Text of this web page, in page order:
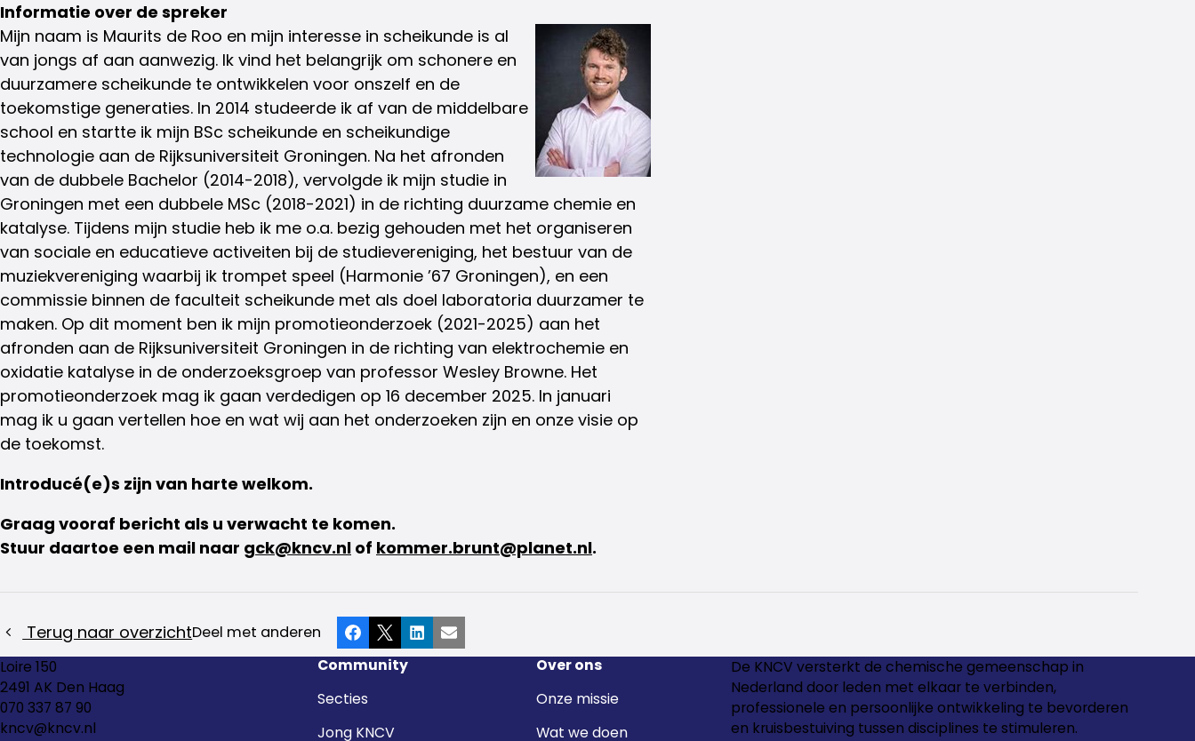
Informatie over de spreker
Mijn naam is Maurits de Roo en mijn interesse in scheikunde is al
van jongs af aan aanwezig. Ik vind het belangrijk om schonere en
duurzamere scheikunde te ontwikkelen voor onszelf en de
toekomstige generaties. In 2014 studeerde ik af van de middelbare
school en startte ik mijn BSc scheikunde en scheikundige
technologie aan de Rijksuniversiteit Groningen. Na het afronden
van de dubbele Bachelor (2014-2018), vervolgde ik mijn studie in
Groningen met een dubbele MSc (2018-2021) in de richting duurzame chemie en
katalyse. Tijdens mijn studie heb ik me o.a. bezig gehouden met het organiseren
van sociale en educatieve activeiten bij de studievereniging, het bestuur van de
muziekvereniging waarbij ik trompet speel (Harmonie ’67 Groningen), en een
commissie binnen de faculteit scheikunde met als doel laboratoria duurzamer te
maken. Op dit moment ben ik mijn promotieonderzoek (2021-2025) aan het
afronden aan de Rijksuniversiteit Groningen in de richting van elektrochemie en
oxidatie katalyse in de onderzoeksgroep van professor Wesley Browne. Het
promotieonderzoek mag ik gaan verdedigen op 16 december 2025. In januari
mag ik u gaan vertellen hoe en wat wij aan het onderzoeken zijn en onze visie op
de toekomst.
Introducé(e)s zijn van harte welkom.
Graag vooraf bericht als u verwacht te komen.
Stuur daartoe een mail naar gck@kncv.nl of kommer.brunt@planet.nl.
Deel met anderen Facebook
X LinkedInE-mail
Terug naar overzicht
Loire 150
2491 AK Den Haag
070 337 87 90
kncv@kncv.nl
Community
Secties
Jong KNCV
Over ons
Onze missie
Wat we doen
De KNCV versterkt de chemische gemeenschap in
Nederland door leden met elkaar te verbinden,
professionele en persoonlijke ontwikkeling te bevorderen
en kruisbestuiving tussen disciplines te stimuleren.